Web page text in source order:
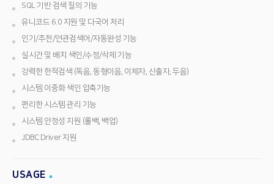
SQL 기반 검색 질의 기능
유니코드 6.0 지원 및 다국어 처리
인기/추천/연관검색어/자동완성 기능
실시간 및 배치 색인/수정/삭제 기능
강력한 한적검색 (독음, 동형이음, 이체자, 신출자, 두음)
시스템 이중화 색인 압축기능
편리한 시스템 관리 기능
시스템 안정성 지원 (롤백, 백업)
JDBC Driver 지원
USAGE